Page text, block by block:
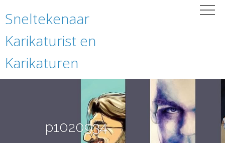
Sneltekenaar
Karikaturist en
Karikaturen
p1020934